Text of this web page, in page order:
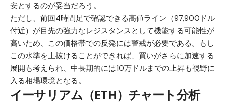
安とするのが妥当だろう。
ただし、前回4時間足で確認できる高値ライン（97,900ドル
付近）が目先の強力なレジスタンスとして機能する可能性が
高いため、この価格帯での反発には警戒が必要である。もし
この水準を上抜けることができれば、買いがさらに加速する
展開も考えられ、中長期的には10万ドルまでの上昇も視野に
入る相場環境となる。
イーサリアム（ETH）チャート分析